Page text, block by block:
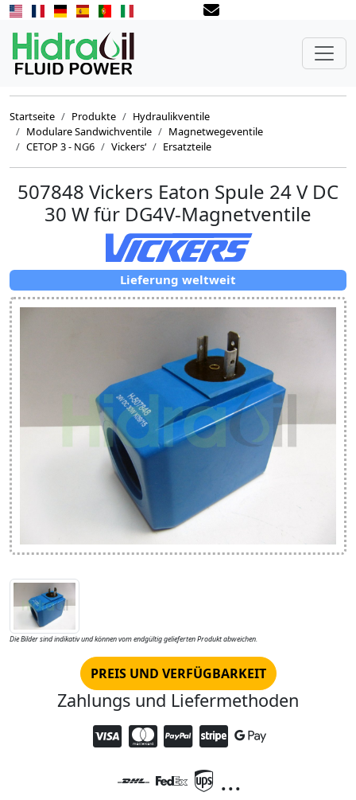
Startseite Produkte
Hydraulikventile
Modulare Sandwichventile
Magnetwegeventile
CETOP 3 - NG6
Vickers‘ Ersatzteile
507848 Vickers Eaton Spule 24 V DC
30 W für DG4V-Magnetventile
Lieferung weltweit
Die Bilder sind indikativ und können vom endgültig gelieferten Produkt abweichen.
PREIS UND VERFÜGBARKEIT
Zahlungs und Liefermethoden
...